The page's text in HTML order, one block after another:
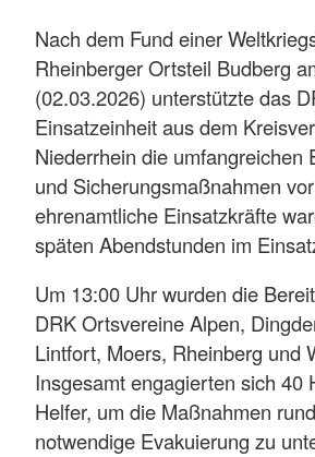
Nach dem Fund einer
Rheinberger Ortsteil Budberg
(02.03.2026) unterstützte das
Einsatzeinheit aus dem
Niederrhein die umfangreichen
und Sicherungsmaßnahmen
ehrenamtliche Einsatzkräfte
späten Abendstunden im
Um 13:00 Uhr wurden die
DRK Ortsvereine Alpen,
Lintfort, Moers, Rheinberg und
Insgesamt engagierten sich 40
Helfer, um die Maßnahmen
notwendige Evakuierung zu